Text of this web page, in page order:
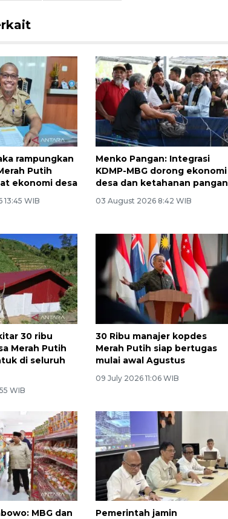
rampungkan
Putih
ekonomi desa
WIB
Menko Pangan: Integrasi
KDMP-MBG dorong ekonomi
desa dan ketahanan pangan
03 August 2026 8:42 WIB
30 ribu
Merah Putih
di seluruh
WIB
30 Ribu manajer kopdes
Merah Putih siap bertugas
mulai awal Agustus
09 July 2026 11:06 WIB
MBG dan Pemerintah jamin